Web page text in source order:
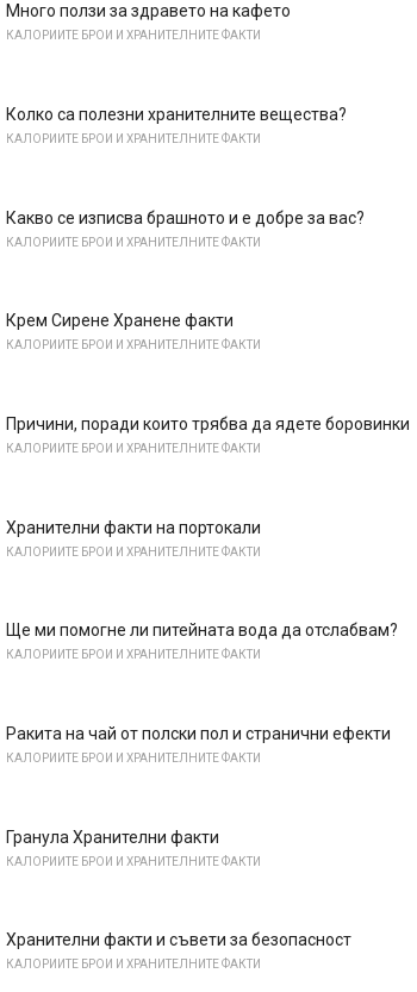
Много ползи за здравето на кафето
КАЛОРИИТЕ БРОИ И ХРАНИТЕЛНИТЕ ФАКТИ
Колко са полезни хранителните вещества?
КАЛОРИИТЕ БРОИ И ХРАНИТЕЛНИТЕ ФАКТИ
Какво се изписва брашното и е добре за вас?
КАЛОРИИТЕ БРОИ И ХРАНИТЕЛНИТЕ ФАКТИ
Крем Сирене Хранене факти
КАЛОРИИТЕ БРОИ И ХРАНИТЕЛНИТЕ ФАКТИ
Причини, поради които трябва да ядете боровинки
КАЛОРИИТЕ БРОИ И ХРАНИТЕЛНИТЕ ФАКТИ
Хранителни факти на портокали
КАЛОРИИТЕ БРОИ И ХРАНИТЕЛНИТЕ ФАКТИ
Ще ми помогне ли питейната вода да отслабвам?
КАЛОРИИТЕ БРОИ И ХРАНИТЕЛНИТЕ ФАКТИ
Ракита на чай от полски пол и странични ефекти
КАЛОРИИТЕ БРОИ И ХРАНИТЕЛНИТЕ ФАКТИ
Гранула Хранителни факти
КАЛОРИИТЕ БРОИ И ХРАНИТЕЛНИТЕ ФАКТИ
Хранителни факти и съвети за безопасност
КАЛОРИИТЕ БРОИ И ХРАНИТЕЛНИТЕ ФАКТИ